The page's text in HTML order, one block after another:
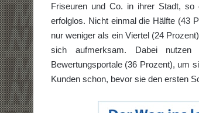
Friseuren und Co. in ihrer Stadt, so
erfolglos. Nicht einmal die Hälfte (43
nur weniger als ein Viertel (24
sich aufmerksam. Dabei nutzen
Bewertungsportale (36 Prozent), um
Kunden schon, bevor sie den ersten